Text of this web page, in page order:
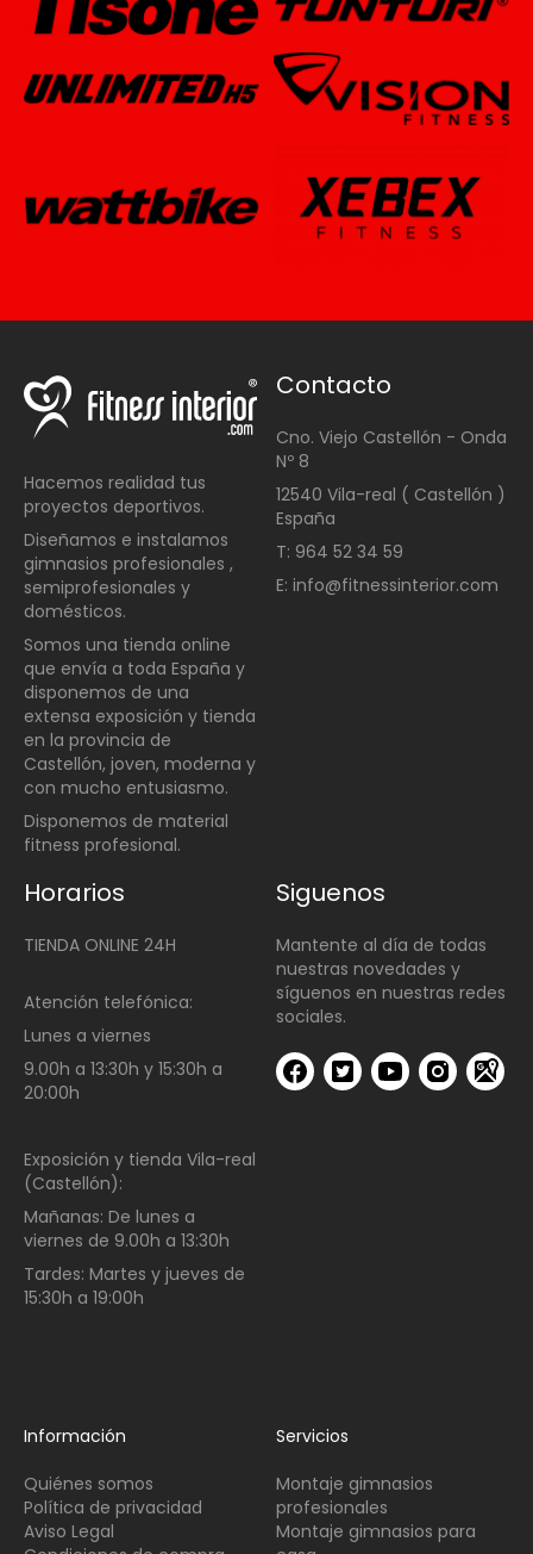
Hacemos realidad tus
proyectos deportivos.
Diseñamos e instalamos
gimnasios profesionales ,
semiprofesionales y
domésticos.
Somos una tienda online
que envía a toda España y
disponemos de una
extensa exposición y tienda
en la provincia de
Castellón, joven, moderna y
con mucho entusiasmo.
Disponemos de material
fitness profesional.
Contacto
Cno. Viejo Castellón - Onda
Nº 8
12540 Vila-real ( Castellón )
España
T: 964 52 34 59
E: info@fitnessinterior.com
Horarios
TIENDA ONLINE 24H
Atención telefónica:
Lunes a viernes
9.00h a 13:30h y 15:30h a
20:00h
Exposición y tienda Vila-real
(Castellón):
Mañanas: De lunes a
viernes de 9.00h a 13:30h
Tardes: Martes y jueves de
15:30h a 19:00h
Siguenos
Mantente al día de todas
nuestras novedades y
síguenos en nuestras redes
sociales.
Información
Quiénes somos
Política de privacidad
Aviso Legal
Servicios
Montaje gimnasios
profesionales
Montaje gimnasios para